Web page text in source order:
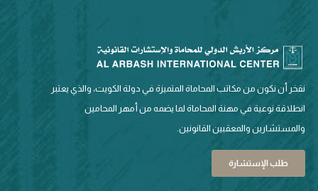
نفخر أن نكون من مكاتب المحاماة المتميزة في دولة الكويت، والذي يعتبر
انطلاقة نوعية في مهنة المحاماة لما يضمه من أمهر المحامين
والمستشارين والمعقبين القانونين.
طلب الإستشارة